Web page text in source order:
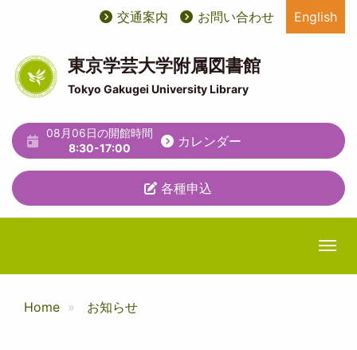
ツ
に
動
User
account
menu
ユ
ー
テ
ィ
リ
テ
ィ
メ
ュ
ー
交通案内 お問い合わせ English
東京学芸大学附属図書館
Tokyo Gakugei University Library
08月06日の開館時間
8:30-17:00
カレンダー
各種申込
Home お知らせ